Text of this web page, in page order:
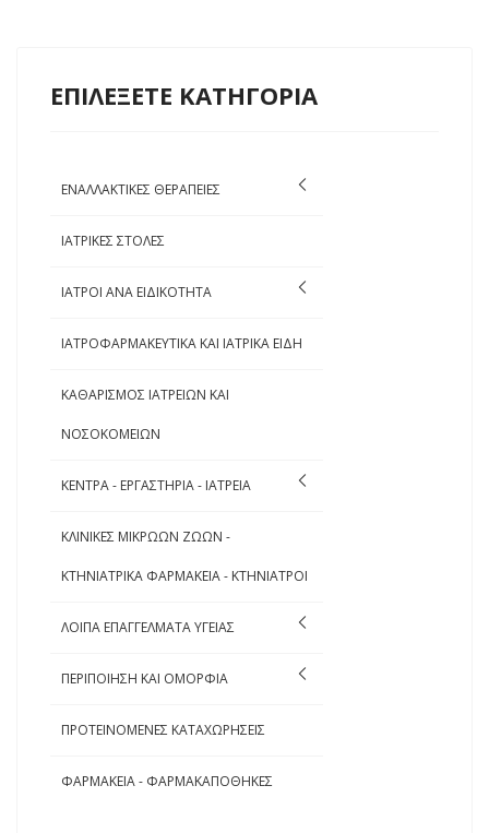
ΕΠΙΛΕΞΕΤΕ ΚΑΤΗΓΟΡΙΑ
ΕΝΑΛΛΑΚΤΙΚΕΣ ΘΕΡΑΠΕΙΕΣ
ΙΑΤΡΙΚΕΣ ΣΤΟΛΕΣ
ΙΑΤΡΟΙ ΑΝΑ ΕΙΔΙΚΟΤΗΤΑ
ΙΑΤΡΟΦΑΡΜΑΚΕΥΤΙΚΑ ΚΑΙ ΙΑΤΡΙΚΑ ΕΙΔΗ
ΚΑΘΑΡΙΣΜΟΣ ΙΑΤΡΕΙΩΝ ΚΑΙ
ΝΟΣΟΚΟΜΕΙΩΝ
ΚΕΝΤΡΑ - ΕΡΓΑΣΤΗΡΙΑ - ΙΑΤΡΕΙΑ
ΚΛΙΝΙΚΕΣ ΜΙΚΡΩΩΝ ΖΩΩΝ -
ΚΤΗΝΙΑΤΡΙΚΑ ΦΑΡΜΑΚΕΙΑ - ΚΤΗΝΙΑΤΡΟΙ
ΛΟΙΠΑ ΕΠΑΓΓΕΛΜΑΤΑ ΥΓΕΙΑΣ
ΠΕΡΙΠΟΙΗΣΗ ΚΑΙ ΟΜΟΡΦΙΑ
ΠΡΟΤΕΙΝΟΜΕΝΕΣ ΚΑΤΑΧΩΡΗΣΕΙΣ
ΦΑΡΜΑΚΕΙΑ - ΦΑΡΜΑΚΑΠΟΘΗΚΕΣ